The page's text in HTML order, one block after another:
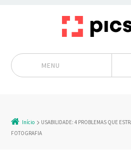
MENU
Início
USABILIDADE: 4 PROBLEMAS QUE
FOTOGRAFIA